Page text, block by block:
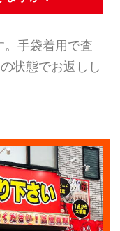
手袋着用で査
状態でお返しし